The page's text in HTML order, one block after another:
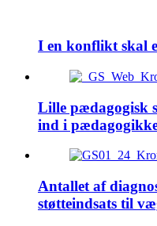
I en konflikt skal
Lille pædagogisk
ind i
Antallet af
støtteindsats til